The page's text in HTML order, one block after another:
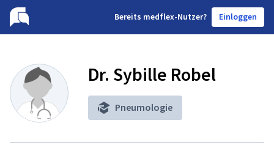
Bereits medflex-Nutzer? Einloggen
Dr. Sybille Robel
Pneumologie